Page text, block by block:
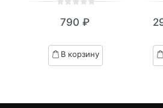
out
based
on
790 ₽
В корзину